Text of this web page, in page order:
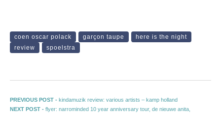
coen oscar polack garçon taupe
here is the night
review
spoelstra
Post navigation
PREVIOUS POST - Previous post:
kindamuzik review: various artists – kamp holland
NEXT POST - Next post:
flyer: narrominded 10 year anniversary tour, de nieuwe anita,